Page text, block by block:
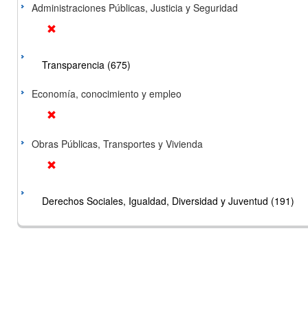
Administraciones Públicas, Justicia y Seguridad
Transparencia (675)
Economía, conocimiento y empleo
Obras Públicas, Transportes y Vivienda
Derechos Sociales, Igualdad, Diversidad y Juventud (191)